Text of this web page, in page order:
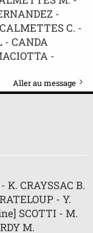
-
C. -
- CANDA
-
Aller au message
K. CRAYSSAC B.
- Y.
SCOTTI - M.
M.